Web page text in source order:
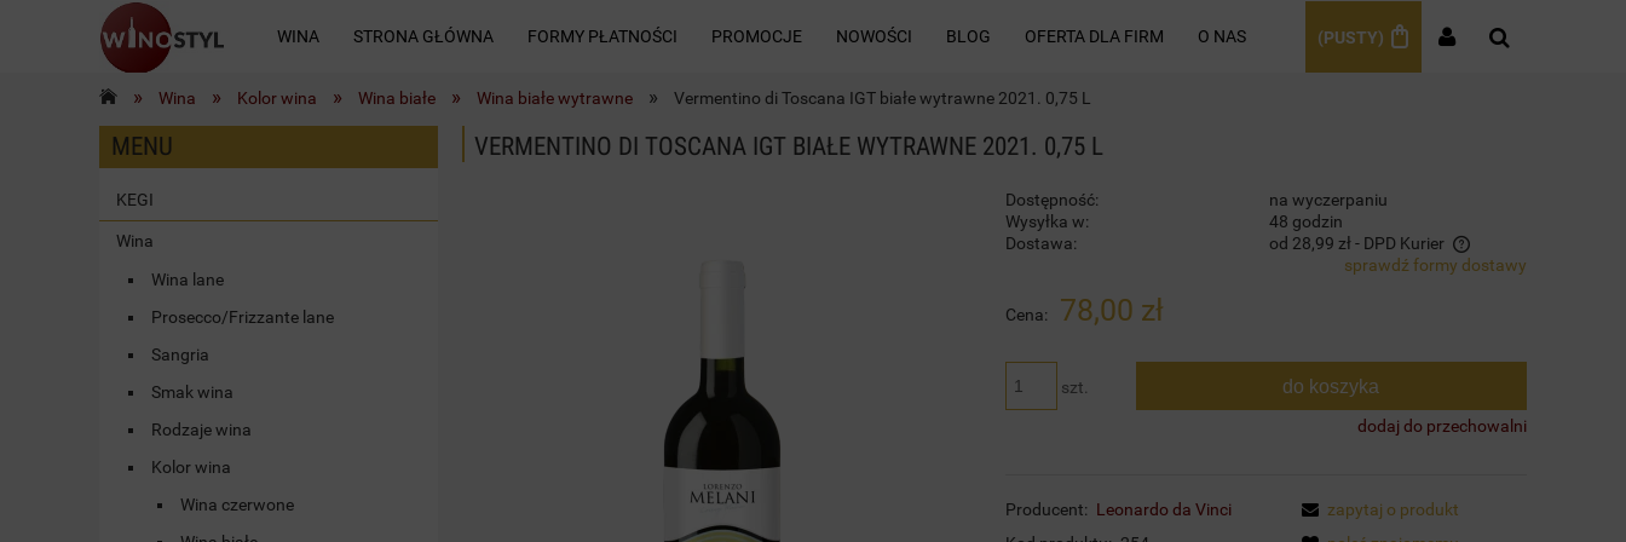
(PUSTY)
WINA STRONA GŁÓWNA FORMY PŁATNOŚCI PROMOCJE NOWOŚCI BLOG OFERTA DLA FIRM O NAS
KONTAKT
» Wina » Kolor wina » Wina białe » Wina białe wytrawne » Vermentino di Toscana IGT białe wytrawne 2021. 0,75 L
MENU
KEGI
Wina
Wina lane
Prosecco/Frizzante lane
Sangria
Smak wina
Rodzaje wina
Kolor wina
Wina czerwone
VERMENTINO DI TOSCANA IGT BIAŁE WYTRAWNE 2021. 0,75 L
Dostępność:
na wyczerpaniu
Wysyłka w:
48 godzin
Dostawa:
od 28,99 zł - DPD Kurier
Cena nie zawiera ewentualnych kosztów
płatności
sprawdź formy dostawy
Cena: 78,00 zł
szt. do koszyka
dodaj do przechowalni
Producent: Leonardo da Vinci
zapytaj o produkt